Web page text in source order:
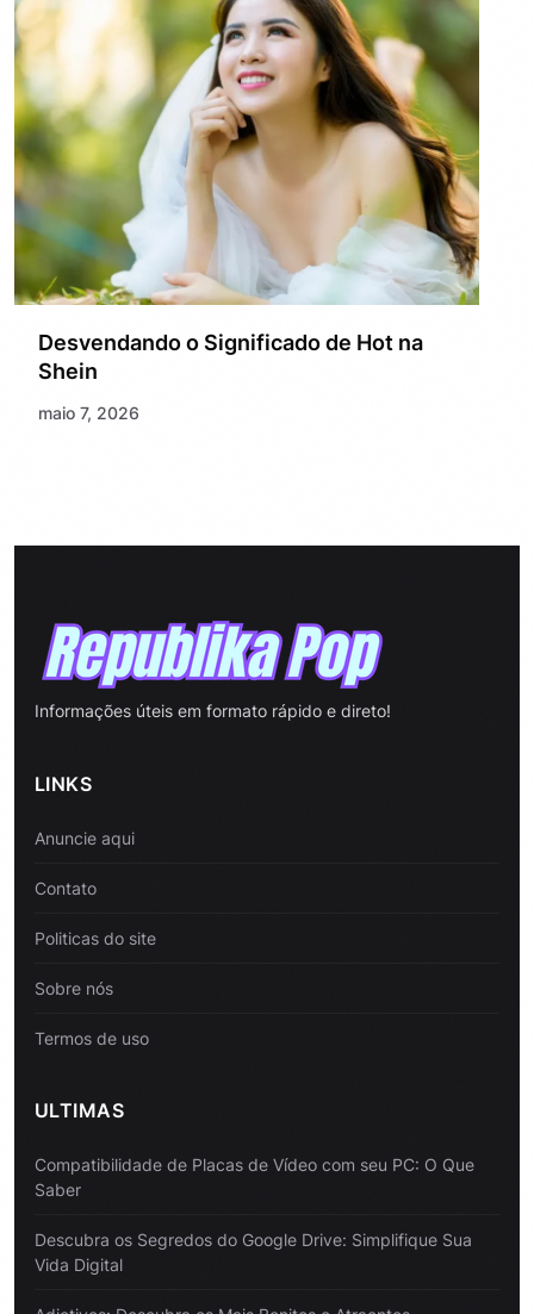
Desvendando o Significado de Hot na
Shein
maio 7, 2026
Informações úteis em formato rápido e direto!
LINKS
Anuncie aqui
Contato
Politicas do site
Sobre nós
Termos de uso
ULTIMAS
Compatibilidade de Placas de Vídeo com seu PC: O Que
Saber
Descubra os Segredos do Google Drive: Simplifique Sua
Vida Digital